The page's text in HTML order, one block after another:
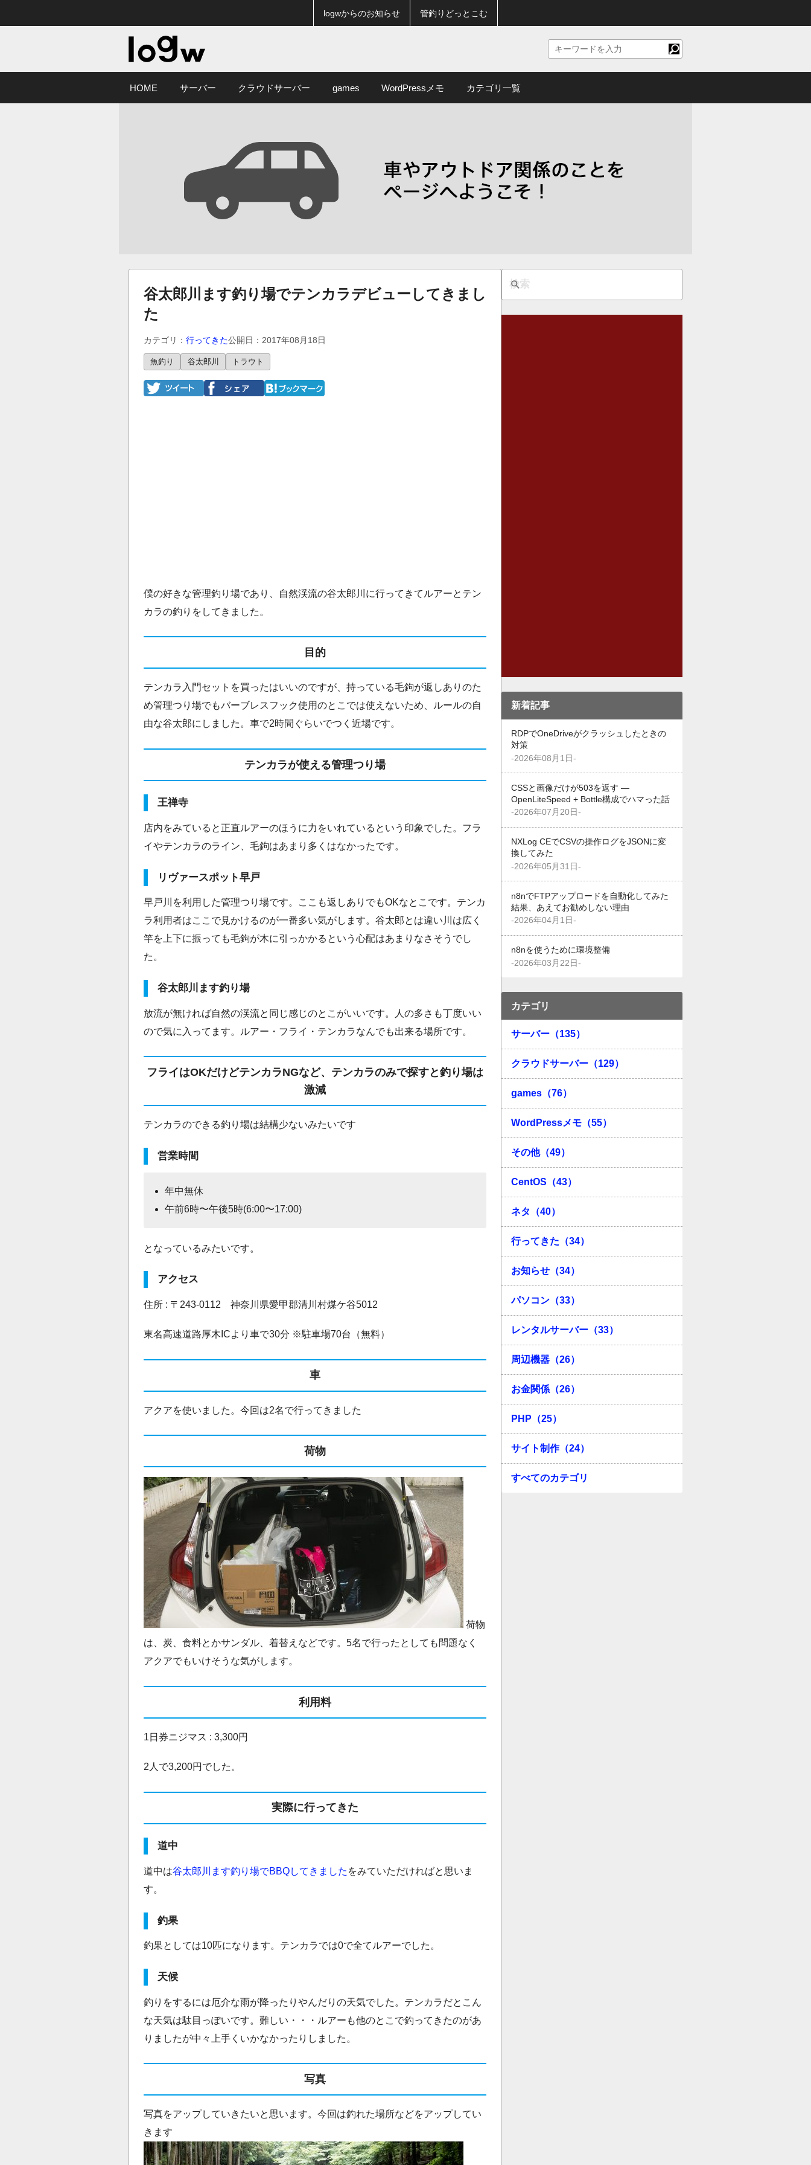
logwからのお知らせ 管釣りどっとこむ
HOME サーバー クラウドサーバー games WordPressメモ カテゴリ一覧
谷太郎川ます釣り場でテンカラデビューしてきまし
た
カテゴリ： 行ってきた公開日：2017年08月18日
魚釣り 谷太郎川 トラウト
僕の好きな管理釣り場であり、自然渓流の谷太郎川に行ってきてルアーとテン
カラの釣りをしてきました。
目的
テンカラ入門セットを買ったはいいのですが、持っている毛鉤が返しありのた
め管理つり場でもバーブレスフック使用のとこでは使えないため、ルールの自
由な谷太郎にしました。車で2時間ぐらいでつく近場です。
テンカラが使える管理つり場
王禅寺
店内をみていると正直ルアーのほうに力をいれているという印象でした。フラ
イやテンカラのライン、毛鉤はあまり多くはなかったです。
リヴァースポット早戸
早戸川を利用した管理つり場です。ここも返しありでもOKなとこです。テンカ
ラ利用者はここで見かけるのが一番多い気がします。谷太郎とは違い川は広く
竿を上下に振っても毛鉤が木に引っかかるという心配はあまりなさそうでし
た。
谷太郎川ます釣り場
放流が無ければ自然の渓流と同じ感じのとこがいいです。人の多さも丁度いい
ので気に入ってます。ルアー・フライ・テンカラなんでも出来る場所です。
フライはOKだけどテンカラNGなど、テンカラのみで探すと釣り場は
激減
テンカラのできる釣り場は結構少ないみたいです
営業時間
年中無休
午前6時〜午後5時(6:00〜17:00)
となっているみたいです。
アクセス
住所 : 〒243-0112 神奈川県愛甲郡清川村煤ケ谷5012
東名高速道路厚木ICより車で30分 ※駐車場70台（無料）
車
アクアを使いました。今回は2名で行ってきました
荷物
荷物
は、炭、食料とかサンダル、着替えなどです。5名で行ったとしても問題なく
アクアでもいけそうな気がします。
利用料
1日券ニジマス : 3,300円
2人で3,200円でした。
実際に行ってきた
道中
道中は谷太郎川ます釣り場でBBQしてきました をみていただければと思いま
す。
釣果
釣果としては10匹になります。テンカラでは0で全てルアーでした。
天候
釣りをするには厄介な雨が降ったりやんだりの天気でした。テンカラだとこん
な天気は駄目っぽいです。難しい・・・ルアーも他のとこで釣ってきたのがあ
りましたが中々上手くいかなかったりしました。
写真
写真をアップしていきたいと思います。今回は釣れた場所などをアップしてい
きます
新着記事
RDPでOneDriveがクラッシュしたときの
対策
-2026年08月1日-
CSSと画像だけが503を返す —
OpenLiteSpeed + Bottle構成でハマった話
-2026年07月20日-
NXLog CEでCSVの操作ログをJSONに変
換してみた
-2026年05月31日-
n8nでFTPアップロードを自動化してみた
結果、あえてお勧めしない理由
-2026年04月1日-
n8nを使うために環境整備
-2026年03月22日-
カテゴリ
サーバー（135）
クラウドサーバー（129）
games（76）
WordPressメモ（55）
その他（49）
CentOS（43）
ネタ（40）
行ってきた（34）
お知らせ（34）
パソコン（33）
レンタルサーバー（33）
周辺機器（26）
お金関係（26）
PHP（25）
サイト制作（24）
すべてのカテゴリ